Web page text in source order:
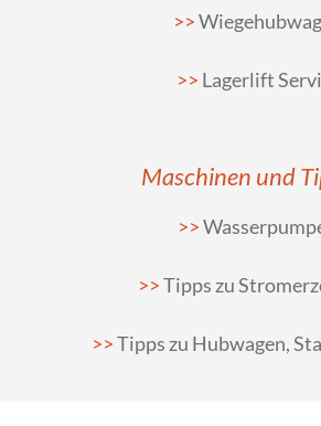
Lagerlift
Maschinen und
Tipps zu
Tipps zu Hubwagen,